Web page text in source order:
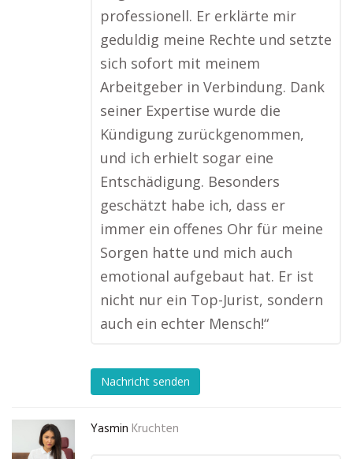
professionell. Er erklärte mir
geduldig meine Rechte und setzte
sich sofort mit meinem
Arbeitgeber in Verbindung. Dank
seiner Expertise wurde die
Kündigung zurückgenommen,
und ich erhielt sogar eine
Entschädigung. Besonders
geschätzt habe ich, dass er
immer ein offenes Ohr für meine
Sorgen hatte und mich auch
emotional aufgebaut hat. Er ist
nicht nur ein Top-Jurist, sondern
auch ein echter Mensch!“
Nachricht senden
Yasmin Kruchten